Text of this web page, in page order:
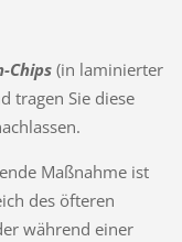
Chips(in laminierter
tragen Sie diese
Maßnahme ist
des öfteren
während einer